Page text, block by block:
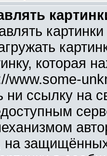
которая
www.some-
ни ссылку на
на